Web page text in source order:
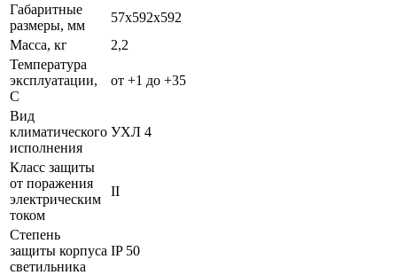
Габаритные
размеры, мм
57х592х592
Масса, кг
2,2
Температура
эксплуатации,
С
от +1 до +35
Вид
климатического
исполнения
УХЛ 4
Класс защиты
от поражения
электрическим
током
II
Степень
защиты корпуса
светильника
IP 50